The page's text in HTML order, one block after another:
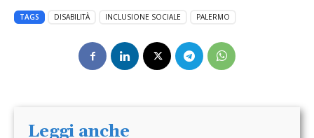
TAGS DISABILITÀ INCLUSIONE SOCIALE PALERMO
Leggi anche